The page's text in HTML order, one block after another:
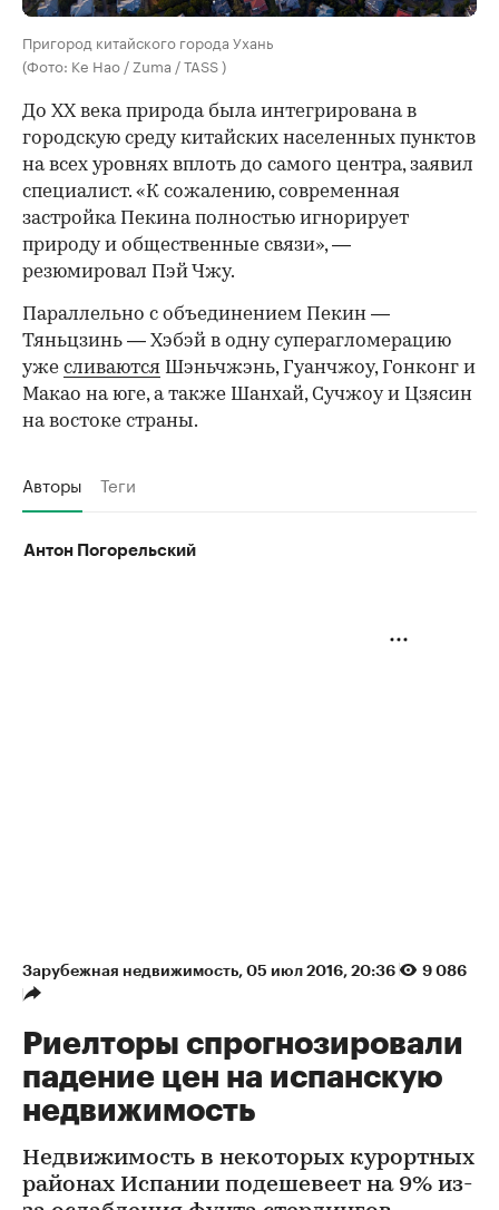
Пригород китайского города Ухань
(Фото: Ke Hao / Zuma / TASS )
До XX века природа была интегрирована в
городскую среду китайских населенных пунктов
на всех уровнях вплоть до самого центра, заявил
специалист. «К сожалению, современная
застройка Пекина полностью игнорирует
природу и общественные связи», —
резюмировал Пэй Чжу.
Параллельно с объединением Пекин —
Тяньцзинь — Хэбэй в одну суперагломерацию
уже сливаются Шэньчжэнь, Гуанчжоу, Гонконг и
Макао на юге, а также Шанхай, Сучжоу и Цзясин
на востоке страны.
Авторы Теги
Антон Погорельский
Зарубежная недвижимость⁠, 05 июл 2016, 20:36 9 086
Риелторы спрогнозировали
падение цен на испанскую
недвижимость
Недвижимость в некоторых курортных
районах Испании подешевеет на 9% из-